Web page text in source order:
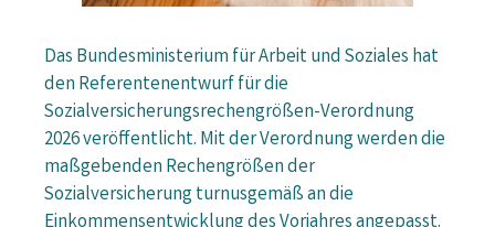
Das Bundesministerium für Arbeit und Soziales hat
den Referentenentwurf für die
Sozialversicherungsrechengrößen-Verordnung
2026 veröffentlicht. Mit der Verordnung werden die
maßgebenden Rechengrößen der
Sozialversicherung turnusgemäß an die